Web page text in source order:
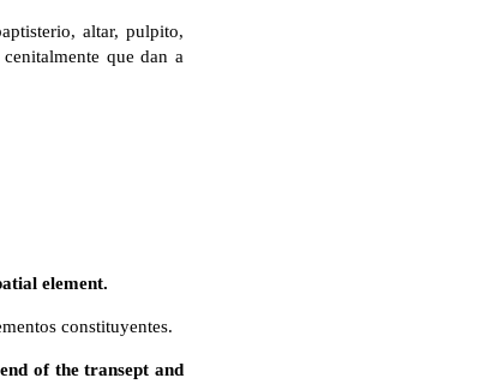
altar, pulpito,
que dan a
element.
constituyentes.
of the transept and